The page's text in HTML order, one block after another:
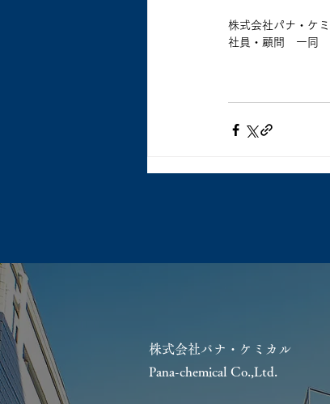
株式会社パナ・ケ
社員・顧問　一同
株式会社パナ・ケミカル
Pana-chemical Co.,Ltd.